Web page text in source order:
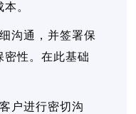
。
沟通，并签署保
密性。在此基础
户进行密切沟